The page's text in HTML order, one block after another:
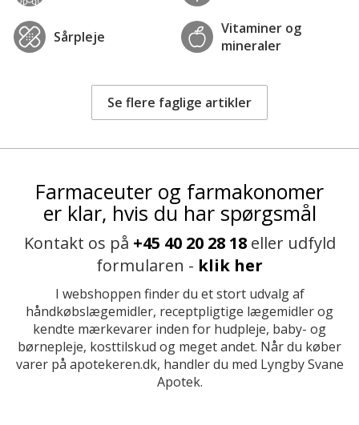
Sårpleje
Vitaminer og
mineraler
Se flere faglige artikler
Farmaceuter og farmakonomer
er klar, hvis du har spørgsmål
Kontakt os på +45 40 20 28 18eller udfyld
formularen - klik her
I webshoppen finder du et stort udvalg af
håndkøbslægemidler, receptpligtige lægemidler og
kendte mærkevarer inden for hudpleje, baby- og
børnepleje, kosttilskud og meget andet. Når du køber
varer på apotekeren.dk, handler du med Lyngby Svane
Apotek.